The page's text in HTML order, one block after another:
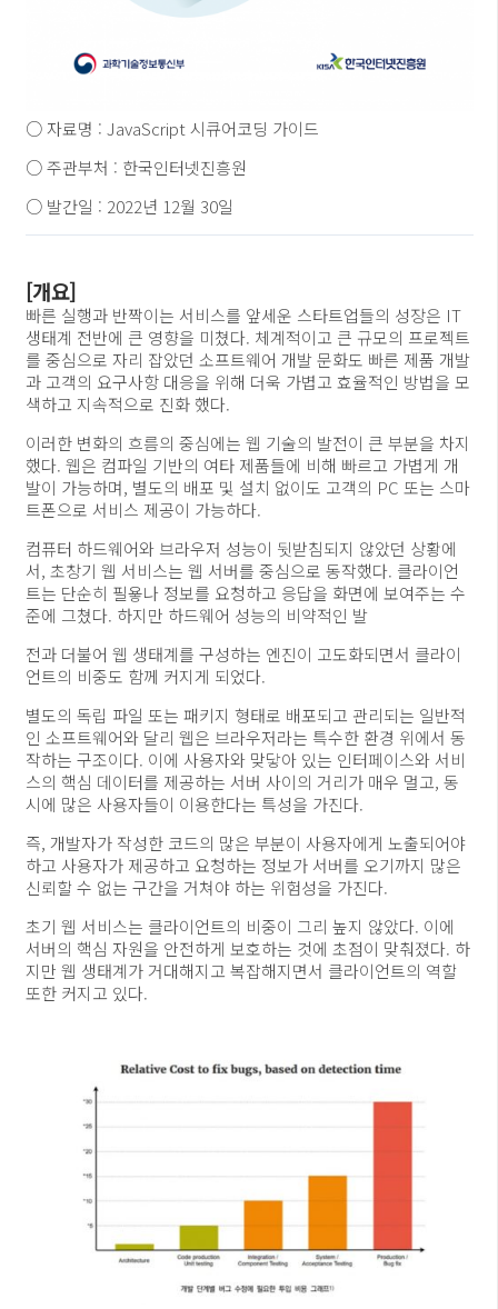
○ 자료명 : JavaScript 시큐어코딩 가이드
○ 주관부처 : 한국인터넷진흥원
○ 발간일 : 2022년 12월 30일
[개요]
빠른 실행과 반짝이는 서비스를 앞세운 스타트업들의 성장은 IT
생태계 전반에 큰 영향을 미쳤다. 체계적이고 큰 규모의 프로젝트
를 중심으로 자리 잡았던 소프트웨어 개발 문화도 빠른 제품 개발
과 고객의 요구사항 대응을 위해 더욱 가볍고 효율적인 방법을 모
색하고 지속적으로 진화 했다.
이러한 변화의 흐름의 중심에는 웹 기술의 발전이 큰 부분을 차지
했다. 웹은 컴파일 기반의 여타 제품들에 비해 빠르고 가볍게 개
발이 가능하며, 별도의 배포 및 설치 없이도 고객의 PC 또는 스마
트폰으로 서비스 제공이 가능하다.
컴퓨터 하드웨어와 브라우저 성능이 뒷받침되지 않았던 상황에
서, 초창기 웹 서비스는 웹 서버를 중심으로 동작했다. 클라이언
트는 단순히 필욯나 정보를 요청하고 응답을 화면에 보여주는 수
준에 그쳤다. 하지만 하드웨어 성능의 비약적인 발
전과 더불어 웹 생태계를 구성하는 엔진이 고도화되면서 클라이
언트의 비중도 함께 커지게 되었다.
별도의 독립 파일 또는 패키지 형태로 배포되고 관리되는 일반적
인 소프트웨어와 달리 웹은 브라우저라는 특수한 환경 위에서 동
작하는 구조이다. 이에 사용자와 맞닿아 있는 인터페이스와 서비
스의 핵심 데이터를 제공하는 서버 사이의 거리가 매우 멀고, 동
시에 많은 사용자들이 이용한다는 특성을 가진다.
즉, 개발자가 작성한 코드의 많은 부분이 사용자에게 노출되어야
하고 사용자가 제공하고 요청하는 정보가 서버를 오기까지 많은
신뢰할 수 없는 구간을 거쳐야 하는 위험성을 가진다.
초기 웹 서비스는 클라이언트의 비중이 그리 높지 않았다. 이에
서버의 핵심 자원을 안전하게 보호하는 것에 초점이 맞춰졌다. 하
지만 웹 생태계가 거대해지고 복잡해지면서 클라이언트의 역할
또한 커지고 있다.